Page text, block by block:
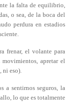
la falta de equilibrio,
o sea, de la boca del
perdura en estadios
frenar, el volante para
apretar el
ni eso).
a sentirnos seguros, la
lo que es totalmente